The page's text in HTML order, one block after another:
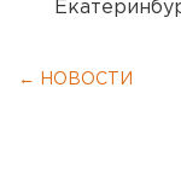
← НОВОСТИ